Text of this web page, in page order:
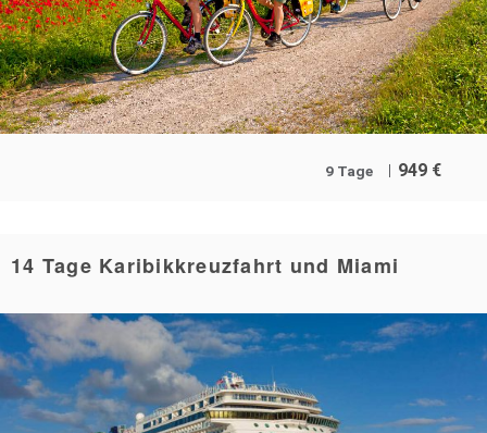
9 Tage 949 €
14 Tage Karibikkreuzfahrt und Miami